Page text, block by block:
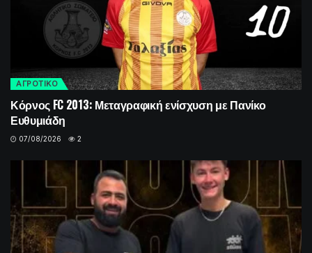
ΑΓΡΟΤΙΚΟ
Κόρνος FC 2013: Μεταγραφική ενίσχυση με Πανίκο
Ευθυμιάδη
07/08/2026 2